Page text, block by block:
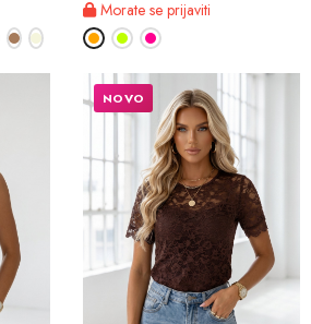
Morate se prijaviti
NOVO